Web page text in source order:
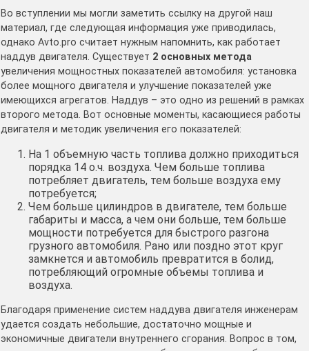
Во вступлении мы могли заметить ссылку на другой наш
материал, где следующая информация уже приводилась,
однако Avto.pro считает нужным напомнить, как работает
наддув двигателя. Существует 2 основных метода
увеличения мощностных показателей автомобиля: установка
более мощного двигателя и улучшение показателей уже
имеющихся агрегатов. Наддув – это одно из решений в рамках
второго метода. Вот основные моменты, касающиеся работы
двигателя и методик увеличения его показателей:
На 1 объемную часть топлива должно приходиться
порядка 14 о.ч. воздуха. Чем больше топлива
потребляет двигатель, тем больше воздуха ему
потребуется;
Чем больше цилиндров в двигателе, тем больше
габариты и масса, а чем они больше, тем больше
мощности потребуется для быстрого разгона
грузного автомобиля. Рано или поздно этот круг
замкнется и автомобиль превратится в болид,
потребляющий огромные объемы топлива и
воздуха.
Благодаря применение систем наддува двигателя инженерам
удается создать небольшие, достаточно мощные и
экономичные двигатели внутреннего сгорания. Вопрос в том,